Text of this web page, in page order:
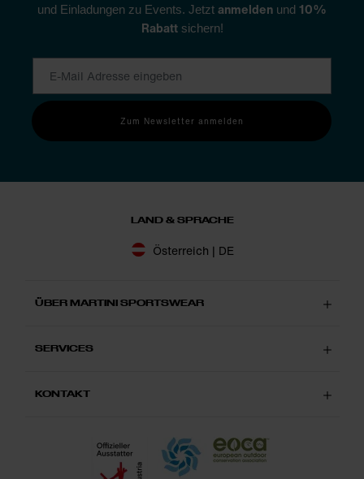
und Einladungen zu Events. Jetzt anmelden und 10%
Rabatt sichern!
Zum Newsletter anmelden
LAND & SPRACHE
Österreich | DE
ÜBER MARTINI SPORTSWEAR
SERVICES
KONTAKT